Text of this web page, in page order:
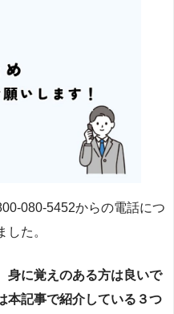
080-5452からの電話につ
た。
身に覚えのある方は良いで
本記事で紹介している３つ